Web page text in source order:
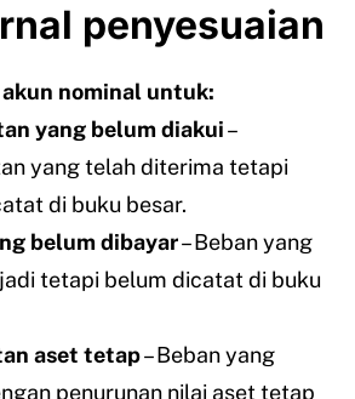
penyesuaian
nominal untuk:
yang belum diakui–
yang telah diterima tetapi
di buku besar.
belum dibayar– Beban yang
tetapi belum dicatat di buku
aset tetap– Beban yang
penurunan nilai aset tetap